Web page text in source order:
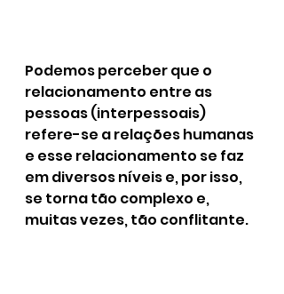
Podemos perceber que o
relacionamento entre as
pessoas (interpessoais)
refere-se a relações humanas
e esse relacionamento se faz
em diversos níveis e, por isso,
se torna tão complexo e,
muitas vezes, tão conflitante.